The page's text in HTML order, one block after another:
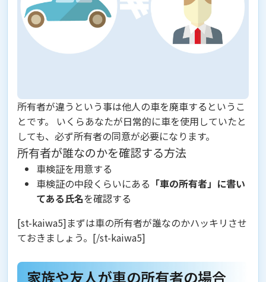
所有者が違うという事は他人の車を廃車するというこ
とです。 いくらあなたが日常的に車を使用していたと
しても、必ず所有者の同意が必要になります。
所有者が誰なのかを確認する方法
車検証を用意する
車検証の中段くらいにある 「車の所有者」に書い
てある氏名を確認する
[st-kaiwa5]まずは車の所有者が誰なのかハッキリさせ
ておきましょう。[/st-kaiwa5]
家族や友人が車の所有者の場合